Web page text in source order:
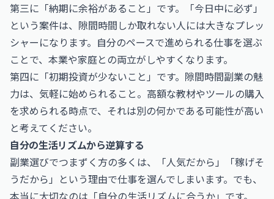
第三に「納期に余裕があること」です。「今日中に必ず」
という案件は、隙間時間しか取れない人には大きなプレッ
シャーになります。自分のペースで進められる仕事を選ぶ
ことで、本業や家庭との両立がしやすくなります。
第四に「初期投資が少ないこと」です。隙間時間副業の魅
力は、気軽に始められること。高額な教材やツールの購入
を求められる時点で、それは別の何かである可能性が高い
と考えてください。
自分の生活リズムから逆算する
副業選びでつまずく方の多くは、「人気だから」「稼げそ
うだから」という理由で仕事を選んでしまいます。でも、
本当に大切なのは「自分の生活リズムに合うか」です。